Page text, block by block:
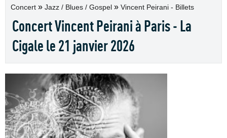
Concert » Jazz / Blues / Gospel » Vincent Peirani - Billets
Concert Vincent Peirani à Paris - La
Cigale le 21 janvier 2026